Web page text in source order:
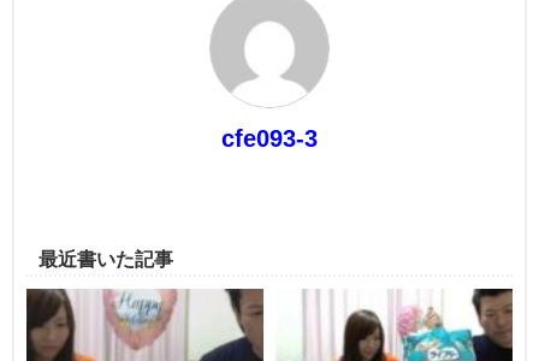
cfe093-3
最近書いた記事